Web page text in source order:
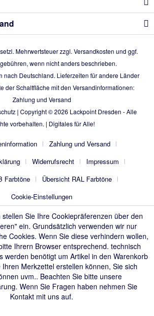
Mehrwertsteuer zzgl. Versandkosten und ggf.
wenn nicht anders beschrieben.
nach Deutschland. Lieferzeiten für andere Länder
der Schaltfläche mit den Versandinformationen:
Zahlung und Versand
| Copyright © 2026 Lackpoint Dresden - Alle
vorbehalten. | Digitales für Alle!
Zahlung und Versand
Widerrufsrecht
Impressum
Farbtöne
Übersicht RAL Farbtöne
Cookie-Einstellungen
Sie Ihre Cookiepräferenzen über den
ein. Grundsätzlich verwenden wir nur
Cookies. Wenn Sie diese verhindern wollen,
Ihrern Browser entsprechend. technisch
werden benötigt um Artikel in den Warenkorb
Merkzettel erstellen können, Sie sich
uvm.. Beachten Sie bitte unsere
. Wenn Sie Fragen haben nehmen Sie
Kontakt mit uns auf.